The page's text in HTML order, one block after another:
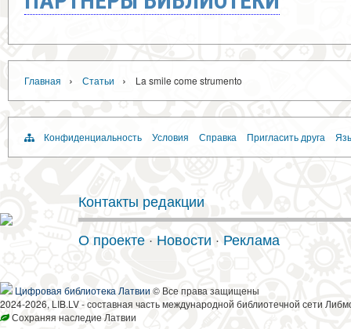
Главная › Статьи › La smile come strumento
Конфиденциальность Условия Справка Пригласить друга
Контакты редакции
О проекте · Новости · Реклама
Цифровая библиотека Латвии © Все права защищены
2024-2026, LIB.LV - составная часть международной библиотечной сети
Сохраняя наследие Латвии